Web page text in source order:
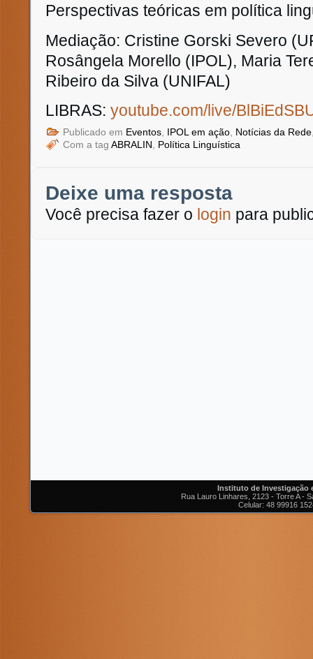
Perspectivas teóricas em política
Mediação: Cristine Gorski Severo
Rosângela Morello (IPOL), Maria
Ribeiro da Silva (UNIFAL)
LIBRAS: youtube.com/live/
Publicado em Eventos IPOL em ação Notícias da Rede
Com a tag ABRALIN Política Linguística
Deixe uma resposta
Você precisa fazer o login para
Instituto de Investigação
Rua Lauro Linhares, 2123 - Torre A -
Celular: 48 99916